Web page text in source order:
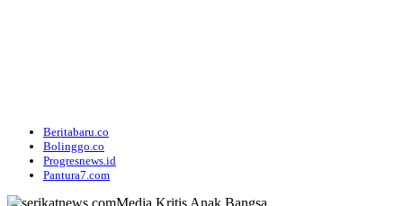
Beritabaru.co
Bolinggo.co
Progresnews.id
Pantura7.com